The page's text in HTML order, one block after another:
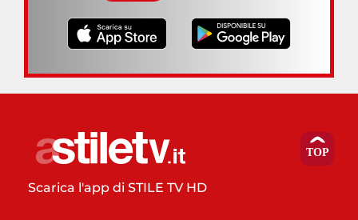
Scarica l'app di STILE TV HD